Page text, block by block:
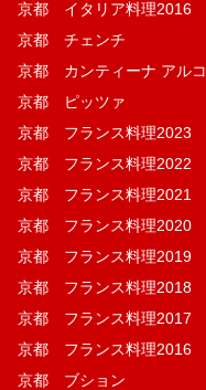
京都 イタリア料理2016
京都 チェンチ
京都 カンティーナ アルコ
京都 ピッツァ
京都 フランス料理2023
京都 フランス料理2022
京都 フランス料理2021
京都 フランス料理2020
京都 フランス料理2019
京都 フランス料理2018
京都 フランス料理2017
京都 フランス料理2016
京都 ブション